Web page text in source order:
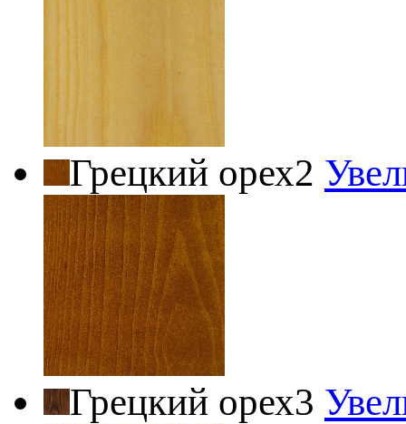
Грецкий орех2
Грецкий орех3